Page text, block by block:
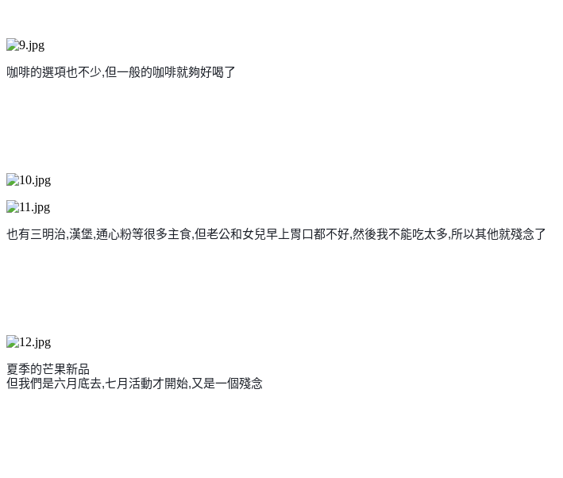
咖啡的選項也不少,但一般的咖啡就夠好喝了
也有三明治,漢堡,通心粉等很多主食,但老公和女兒早上胃口都不好,然後我不能吃太多,所以其他就殘念了
夏季的芒果新品
但我們是六月底去,七月活動才開始,又是一個殘念